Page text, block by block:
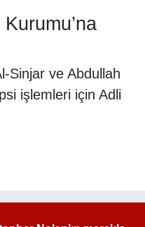
Sinjar ve Abdullah
işlemleri için Adli